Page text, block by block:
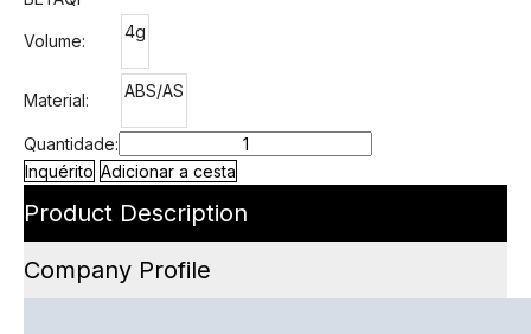
Volume: 4g
Material: ABS/AS
Quantidade:
Inquérito Adicionar a cesta
Product Description
Company Profile